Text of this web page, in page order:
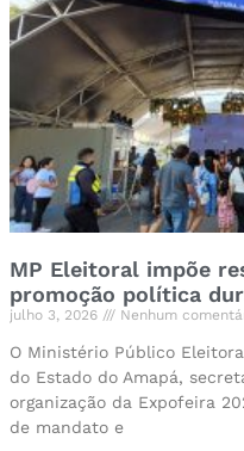
MP Eleitoral impõe
promoção política
julho 3, 2026 Nenhum
O Ministério Público
do Estado do Amapá,
organização da Expofeira
de mandato e